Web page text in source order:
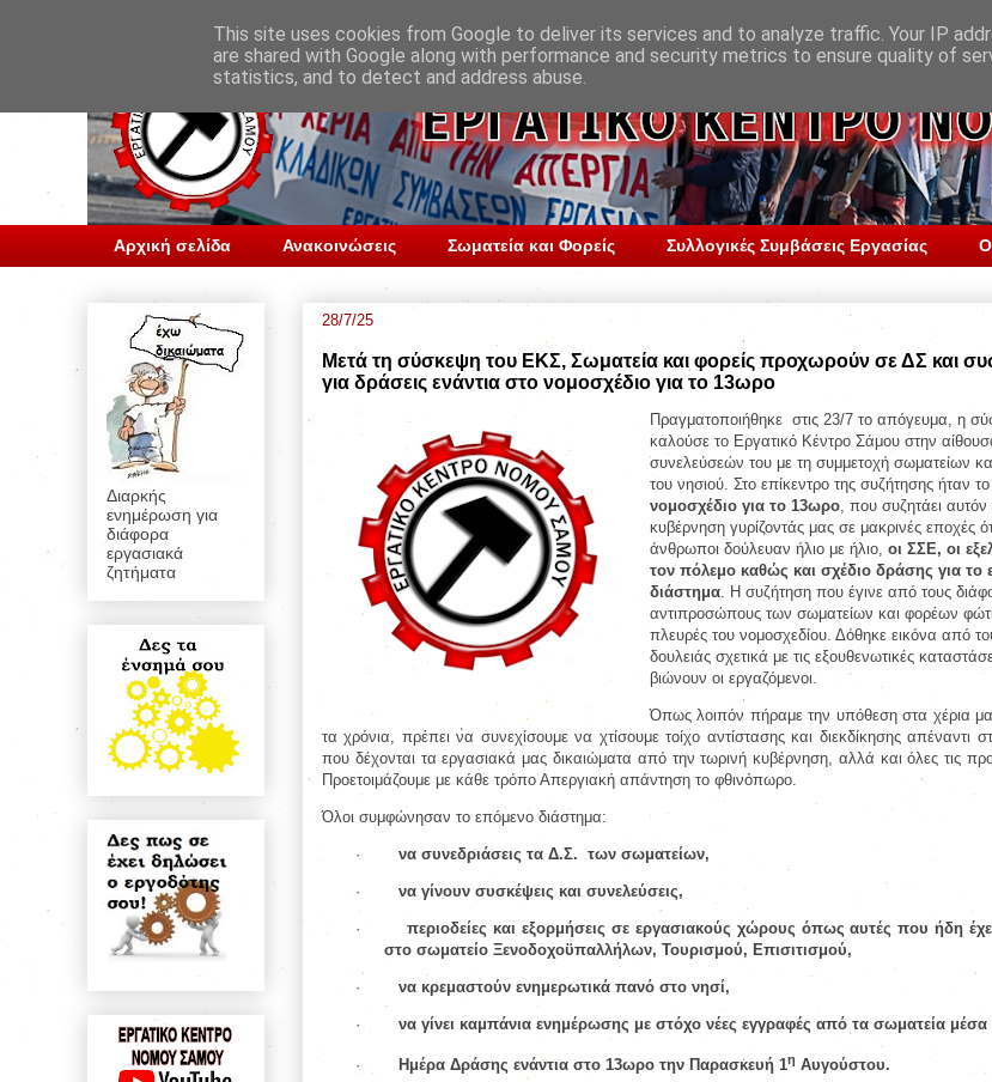
Αρχική σελίδα Ανακοινώσεις Σωματεία και Φορείς Συλλογικές Συμβάσεις Εργασίας
28/7/25
Μετά τη σύσκεψη του ΕΚΣ, Σωματεία και φορείς προχωρούν σε ΔΣ και
για δράσεις ενάντια στο νομοσχέδιο για το 13ωρο
Πραγματοποιήθηκε στις 23/7 το απόγευμα, η
καλούσε το Εργατικό Κέντρο Σάμου στην
συνελεύσεών του με τη συμμετοχή σωματείων
του νησιού. Στο επίκεντρο της συζήτησης ήταν το
νομοσχέδιο για το 13ωρο , που συζητάει
κυβέρνηση γυρίζοντάς μας σε μακρινές εποχές
άνθρωποι δούλευαν ήλιο με ήλιο, οι ΣΣΕ, οι
τον πόλεμο καθώς και σχέδιο δράσης για το
διάστημα . Η συζήτηση που έγινε από τους
αντιπροσώπους των σωματείων και φορέων
πλευρές του νομοσχεδίου. Δόθηκε εικόνα από
δουλειάς σχετικά με τις εξουθενωτικές
βιώνουν οι εργαζόμενοι.
Όπως λοιπόν πήραμε την υπόθεση στα χέρια
τα χρόνια, πρέπει να συνεχίσουμε να χτίσουμε τοίχο αντίστασης και διεκδίκησης απέναντι
που δέχονται τα εργασιακά μας δικαιώματα από την τωρινή κυβέρνηση, αλλά και όλες τις
Προετοιμάζουμε με κάθε τρόπο Απεργιακή απάντηση το φθινόπωρο.
Όλοι συμφώνησαν το επόμενο διάστημα:
· να συνεδριάσεις τα Δ.Σ. των σωματείων,
· να γίνουν συσκέψεις και συνελεύσεις,
·
περιοδείες και εξορμήσεις σε εργασιακούς χώρους όπως αυτές που ήδη έχει
στο σωματείο Ξενοδοχοϋπαλλήλων, Τουρισμού, Επισιτισμού,
· να κρεμαστούν ενημερωτικά πανό στο νησί,
· να γίνει καμπάνια ενημέρωσης με στόχο νέες εγγραφές από τα σωματεία μέσα
· Ημέρα Δράσης ενάντια στο 13ωρο την Παρασκευή 1η Αυγούστου.
Διαρκής
ενημέρωση για
διάφορα
εργασιακά
ζητήματα
This site uses cookies from Google to deliver its services and to analyze traffic. Your IP
are shared with Google along with performance and security metrics to ensure quality of
statistics, and to detect and address abuse.